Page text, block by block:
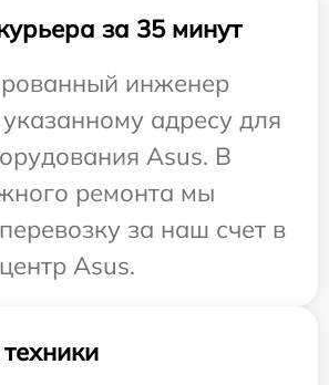
за 35 минут
инженер
адресу для
Asus. В
ремонта мы
за наш счет в
Asus.